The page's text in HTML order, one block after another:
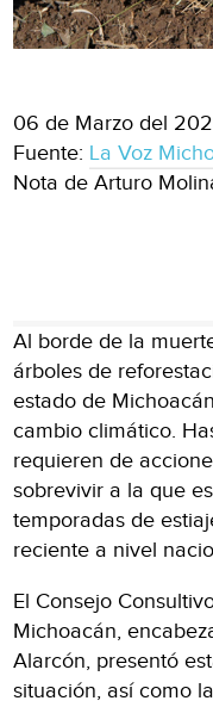
06 de Marzo del
Fuente: La Voz
Nota de Arturo
Al borde de la
árboles de
estado de
cambio climático.
requieren de
sobrevivir a la que
temporadas de
reciente a nivel
El Consejo
Michoacán,
Alarcón, presentó
situación, así como